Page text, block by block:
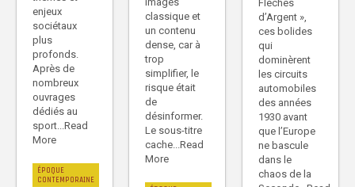
Flèches
d’Argent »,
ces bolides
qui
dominèrent
les circuits
automobiles
des années
1930 avant
que l’Europe
ne bascule
dans le
chaos de la
classique et
un contenu
dense, car à
trop
simplifier, le
risque était
de
désinformer.
Le sous-titre
cache...Read
More
enjeux
sociétaux
plus
profonds.
Après de
nombreux
ouvrages
dédiés au
sport...Read
More
ÉPOQUE
CONTEMPORAINE